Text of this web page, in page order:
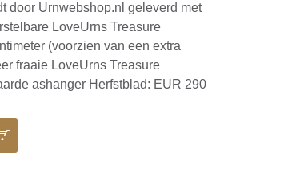
door Urnwebshop.nl geleverd met
LoveUrns Treasure
(voorzien van een extra
fraaie LoveUrns Treasure
ashanger Herfstblad: EUR 290